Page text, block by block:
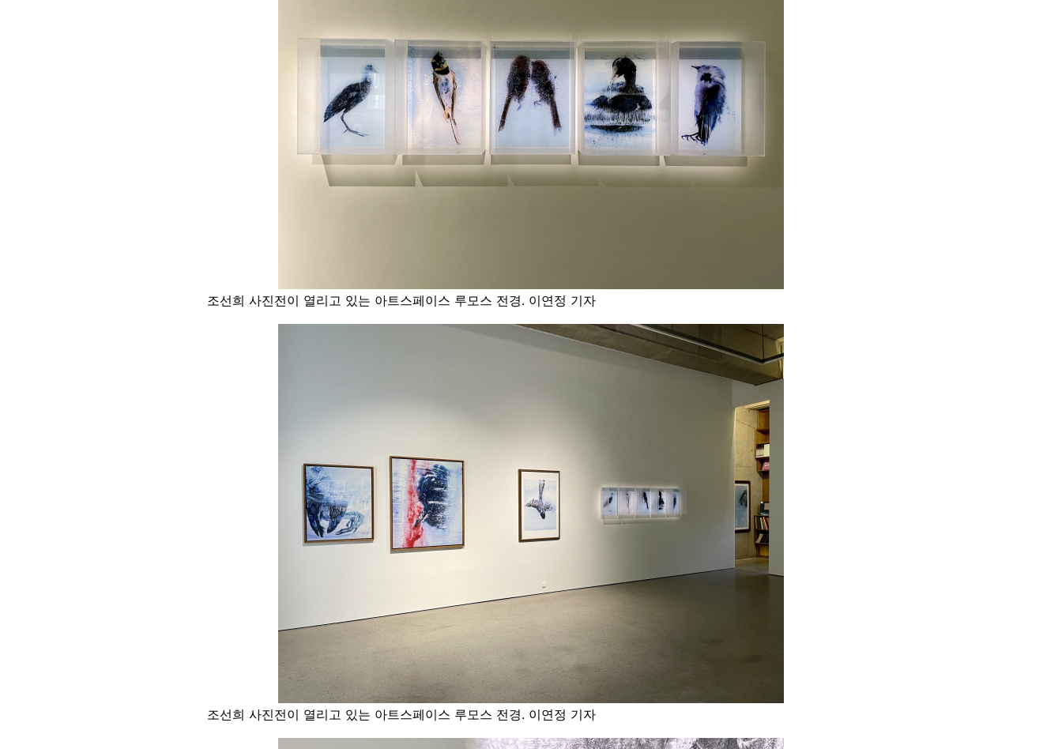
조선희 사진전이 열리고 있는 아트스페이스 루모스 전경. 이연정 기자
조선희 사진전이 열리고 있는 아트스페이스 루모스 전경. 이연정 기자